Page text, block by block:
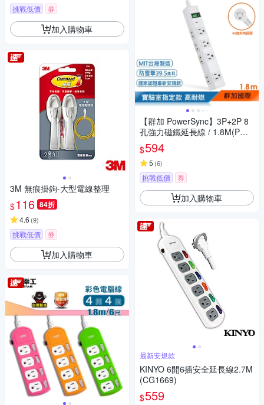
挑戰低價 券
加入購物車
3M 無痕掛鉤-大型電線整理
$116 84折
4.6 (9)
挑戰低價 券
加入購物車
【群加 PowerSync】3P+2P 8
孔強力磁鐵延長線 / 1.8M(PWS
-EAMS1818)
$594
5 (6)
挑戰低價 券
加入購物車
最新安規款
KINYO 6開6插安全延長線2.7M
(CG1669)
$559